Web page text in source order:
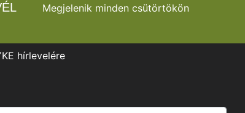
Megjelenik minden csütörtökön
hírlevelére